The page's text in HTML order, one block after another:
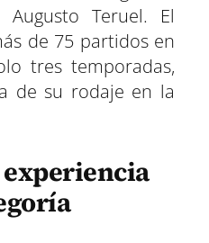
Teruel. El
de 75 partidos en
tres temporadas,
de su rodaje en la